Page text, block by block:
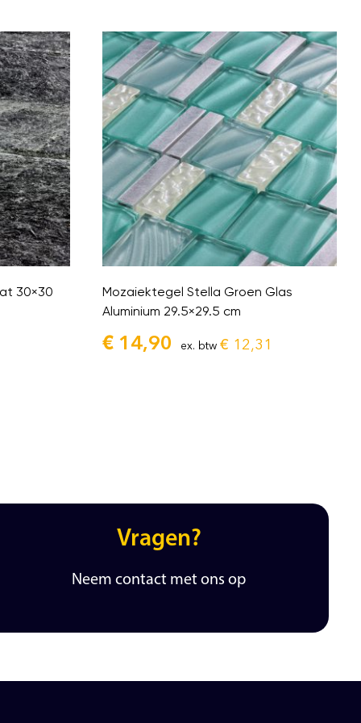
30×30
Mozaiektegel Stella Groen Glas
Aluminium 29.5×29.5 cm
€ 14,90 ex. btw € 12,31
Vragen?
Neem contact met ons op